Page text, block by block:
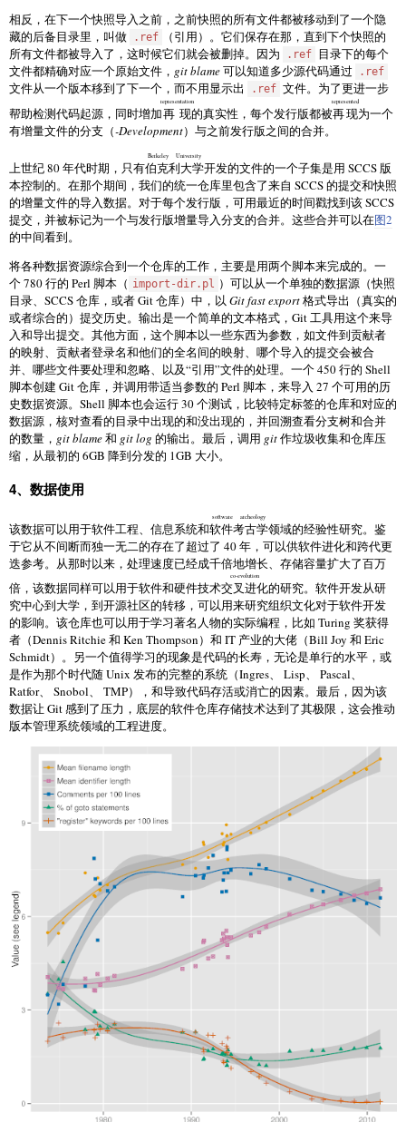
相反，在下一个快照导入之前，之前快照的所有文件都被移动到了一个隐
藏的后备目录里，叫做
.ref
（引用）。它们保存在那，直到下个快照的
所有文件都被导入了，这时候它们就会被删掉。因为
.ref 目录下的每个
文件都精确对应一个原始文件， git blame可以知道多少源代码通过 .ref
文件从一个版本移到了下一个，而不用显示出 .ref 文件。为了更进一步
帮助检测代码起源，同时增加再现
representation
的真实性，每个发行版都被再现
represented
为一个
有增量文件的分支（-Development）与之前发行版之间的合并。
上世纪 80 年代时期，只有伯克利大学
Berkeley University
开发的文件的一个子集是用 SCCS 版
本控制的。在那个期间，我们的统一仓库里包含了来自 SCCS 的提交和快照
的增量文件的导入数据。对于每个发行版，可用最近的时间戳找到该 SCCS
提交，并被标记为一个与发行版增量导入分支的合并。这些合并可以在图2
的中间看到。
将各种数据资源综合到一个仓库的工作，主要是用两个脚本来完成的。一
个 780 行的 Perl 脚本（ import-dir.pl ）可以从一个单独的数据源（快照
目录、SCCS 仓库，或者 Git 仓库）中，以 Git fast export格式导出（真实的
或者综合的）提交历史。输出是一个简单的文本格式，Git 工具用这个来导
入和导出提交。其他方面，这个脚本以一些东西为参数，如文件到贡献者
的映射、贡献者登录名和他们的全名间的映射、哪个导入的提交会被合
并、哪些文件要处理和忽略、以及“引用”文件的处理。一个 450 行的 Shell
脚本创建 Git 仓库，并调用带适当参数的 Perl 脚本，来导入 27 个可用的历
史数据资源。Shell 脚本也会运行 30 个测试，比较特定标签的仓库和对应的
数据源，核对查看的目录中出现的和没出现的，并回溯查看分支树和合并
的数量， git blame和 git log 的输出。最后，调用 git作垃圾收集和仓库压
缩，从最初的 6GB 降到分发的 1GB 大小。
4、数据使用
该数据可以用于软件工程、信息系统和软件考古学
software archeology
领域的经验性研究。鉴
于它从不间断而独一无二的存在了超过了 40 年，可以供软件进化和跨代更
迭参考。从那时以来，处理速度已经成千倍地增长、存储容量扩大了百万
倍，该数据同样可以用于软件和硬件技术交叉进化
co-evolution
的研究。软件开发从研
究中心到大学，到开源社区的转移，可以用来研究组织文化对于软件开发
的影响。该仓库也可以用于学习著名人物的实际编程，比如 Turing 奖获得
者（Dennis Ritchie 和 Ken Thompson）和 IT 产业的大佬（Bill Joy 和 Eric
Schmidt）。另一个值得学习的现象是代码的长寿，无论是单行的水平，或
是作为那个时代随 Unix 发布的完整的系统（Ingres、 Lisp、 Pascal、
Ratfor、 Snobol、 TMP），和导致代码存活或消亡的因素。最后，因为该
数据让 Git 感到了压力，底层的软件仓库存储技术达到了其极限，这会推动
版本管理系统领域的工程进度。